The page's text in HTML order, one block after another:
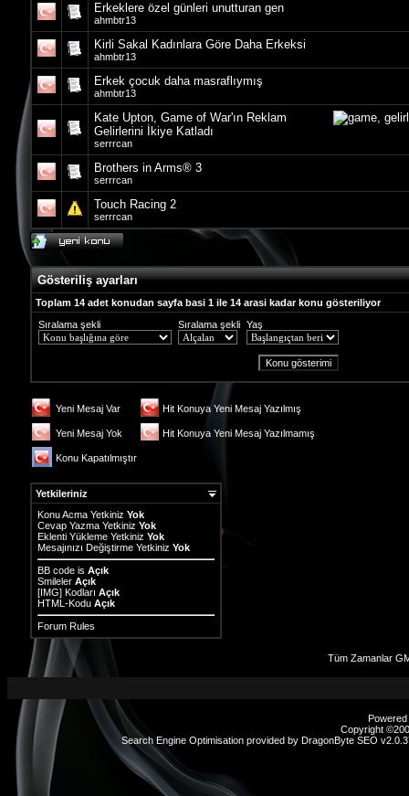
Erkeklere özel günleri unutturan gen
ahmbtr13
Kirli Sakal Kadınlara Göre Daha Erkeksi
ahmbtr13
Erkek çocuk daha masraflıymış
ahmbtr13
Kate Upton, Game of War'ın Reklam
Gelirlerini İkiye Katladı
serrrcan
Brothers in Arms® 3
serrrcan
Touch Racing 2
serrrcan
Gösteriliş ayarları
Toplam 14 adet konudan sayfa basi 1 ile 14 arasi kadar konu gösteriliyor
Sıralama şekli
Sıralama şekli Yaş
Yeni Mesaj Var Hit Konuya Yeni Mesaj Yazılmış
Yeni Mesaj Yok Hit Konuya Yeni Mesaj Yazılmamış
Konu Kapatılmıştır
Yetkileriniz
Konu Acma Yetkiniz Yok
Cevap Yazma Yetkiniz Yok
Eklenti Yükleme Yetkiniz Yok
Mesajınızı Değiştirme Yetkiniz Yok
BB code is Açık
Smileler Açık
[IMG] Kodları Açık
HTML-Kodu Açık
Forum Rules
Tüm Zamanlar
Copyright
Search Engine Optimisation provided by DragonByte SEO
hikayeleri